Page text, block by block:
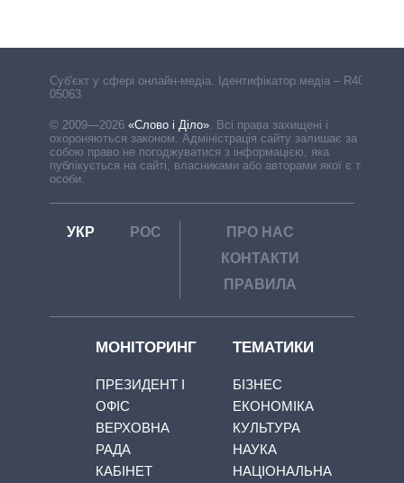
Cуб'єкт у сфері онлайн-медіа. Ідентифікатор медіа – R40-
05063
© 2009—2026 «Слово і Діло»
Всі права захищені і
охороняються законом. Адміністрація сайту залишає за
собою право не погоджуватися з інформацією, яка
публікується на сайті, власниками або авторами якої є треті
особи.
УКР РОС
ПРО НАС
КОНТАКТИ
ПРАВИЛА
МОНІТОРИНГ
ПРЕЗИДЕНТ І
ОФІС
ВЕРХОВНА
РАДА
КАБІНЕТ
ТЕМАТИКИ
БІЗНЕС
ЕКОНОМІКА
КУЛЬТУРА
НАУКА
НАЦІОНАЛЬНА